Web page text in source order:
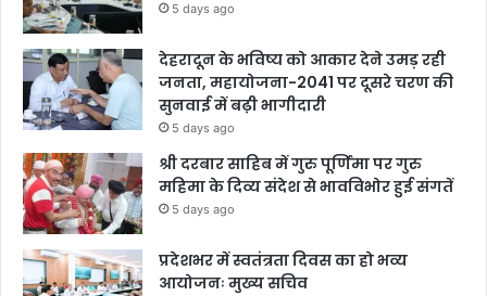
5 days ago
देहरादून के भविष्य को आकार देने उमड़ रही
जनता, महायोजना-2041 पर दूसरे चरण की
सुनवाई में बढ़ी भागीदारी
5 days ago
श्री दरबार साहिब में गुरु पूर्णिमा पर गुरु
महिमा के दिव्य संदेश से भावविभोर हुई संगतें
5 days ago
प्रदेशभर में स्वतंत्रता दिवस का हो भव्य
आयोजनः मुख्य सचिव